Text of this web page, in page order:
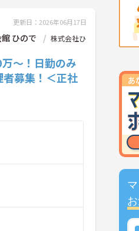
更新日：2026年06月17日
ひので
株式会社ひ
～！日勤のみ
募集！＜正社